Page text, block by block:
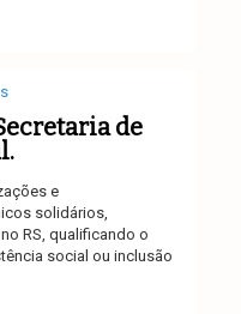
de
e
solidários,
RS, qualificando o
social ou inclusão